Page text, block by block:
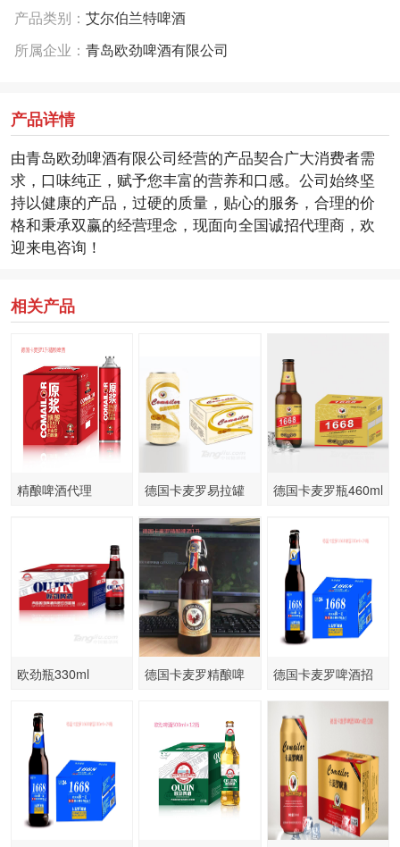
产品类别： 艾尔伯兰特啤酒
所属企业： 青岛欧劲啤酒有限公司
产品详情
由青岛欧劲啤酒有限公司经营的产品契合广大消费者需
求，口味纯正，赋予您丰富的营养和口感。公司始终坚
持以健康的产品，过硬的质量，贴心的服务，合理的价
格和秉承双赢的经营理念，现面向全国诚招代理商，欢
迎来电咨询！
相关产品
精酿啤酒代理
德国卡麦罗易拉罐
德国卡麦罗瓶460ml
欧劲瓶330ml
德国卡麦罗精酿啤
德国卡麦罗啤酒招